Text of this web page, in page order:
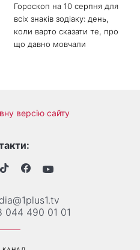
Гороскоп на 10 серпня для
всіх знаків зодіаку: день,
коли варто сказати те, про
що давно мовчали
версію сайту
044 490 01 01